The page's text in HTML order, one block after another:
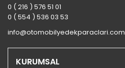
0 ( 216 ) 576 51 01
0 ( 554 ) 536 03 53
info@otomobilyedekparaclari.com
KURUMSAL